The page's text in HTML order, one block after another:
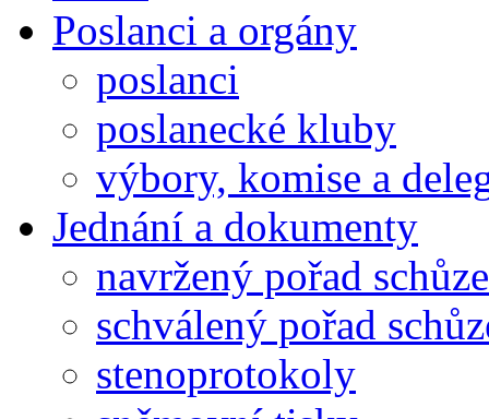
Poslanci a orgány
poslanci
poslanecké kluby
výbory, komise a
Jednání a dokumenty
navržený pořad schůze
schválený pořad
stenoprotokoly